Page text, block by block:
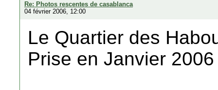
Re: Photos rescentes de casablanca
04 février 2006, 12:00
Le Quartier des
Prise en Janvier 2006